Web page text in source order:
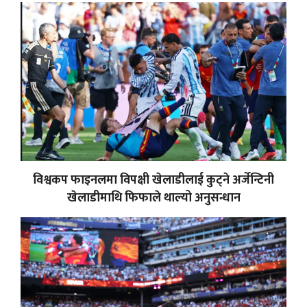
विश्वकप फाइनलमा विपक्षी खेलाडीलाई कुट्ने अर्जेन्टिनी
खेलाडीमाथि फिफाले थाल्यो अनुसन्धान